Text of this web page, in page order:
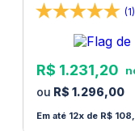
(1)
R$ 1.231 20
R$ 1.296,00
12 R$ 108